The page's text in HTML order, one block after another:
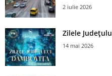
2 iulie 2026
Zilele
14 mai 2026